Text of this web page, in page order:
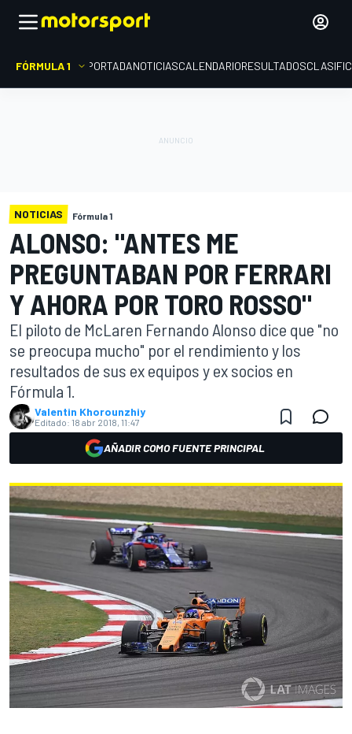
FÓRMULA 1 PORTADANOTICIASCALENDARIORESULTADOS
NOTICIAS Fórmula 1
ALONSO: "ANTES ME
PREGUNTABAN POR FERRARI
Y AHORA POR TORO ROSSO"
El piloto de McLaren Fernando Alonso dice que "no
se preocupa mucho" por el rendimiento y los
resultados de sus ex equipos y ex socios en
Fórmula 1.
Valentin Khorounzhiy
Editado: 18 abr 2018, 11:47
AÑADIR COMO FUENTE PRINCIPAL